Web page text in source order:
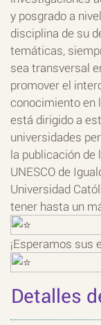
y posgrado a
disciplina de su
temáticas,
sea transversal
promover el
conocimiento en
está dirigido a
universidades
la publicación de
UNESCO de
Universidad
tener hasta un
¡Esperamos sus
Detalles